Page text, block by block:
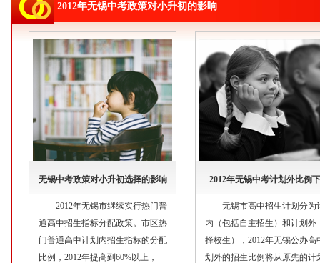
2012年无锡中考政策对小升初的影响
无锡中考政策对小升初选择的影响
2012年无锡市继续实行热门普
通高中招生指标分配政策。市区热
门普通高中计划内招生指标的分配
比例，2012年提高到60%以上，
2012年无锡中考计划外比例
无锡市高中招生计划分为
内（包括自主招生）和计划外
择校生），2012年无锡公办高
划外的招生比例将从原先的计